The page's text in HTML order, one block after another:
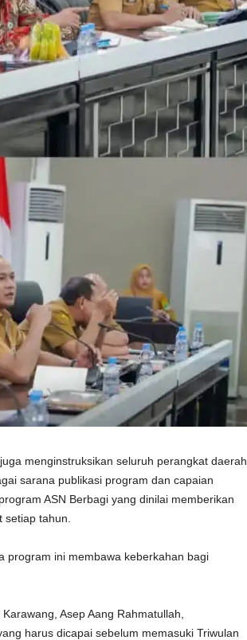
menginstruksikan seluruh perangkat daerah
sarana publikasi program dan capaian
ASN Berbagi yang dinilai memberikan
tahun.
program ini membawa keberkahan bagi
Asep Aang Rahmatullah
harus dicapai sebelum memasuki Triwulan